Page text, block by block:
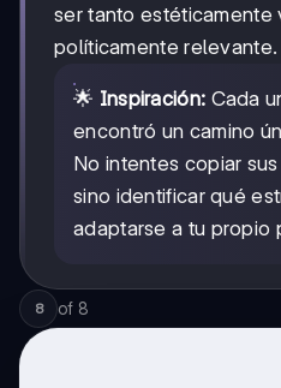
ser tanto estéticamente
políticamente relevante.
🌟 Inspiración: Cada
encontró un camino
No intentes copiar
sino identificar qué
adaptarse a tu propio
8 of 8